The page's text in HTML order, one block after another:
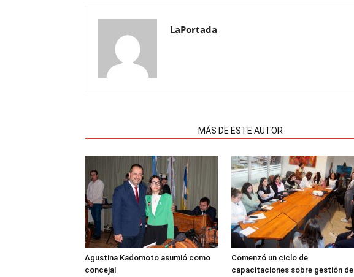
LaPortada
MÁS DE ESTE AUTOR
Agustina Kadomoto asumió como
concejal
Comenzó un ciclo de
capacitaciones sobre gestión de